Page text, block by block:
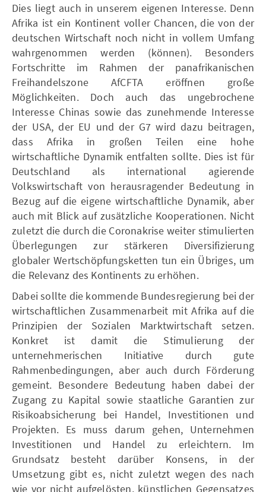
Dies liegt auch in unserem eigenen Interesse. Denn
Afrika ist ein Kontinent voller Chancen, die von der
deutschen Wirtschaft noch nicht in vollem Umfang
wahrgenommen werden (können). Besonders
Fortschritte im Rahmen der panafrikanischen
Freihandelszone AfCFTA eröffnen große
Möglichkeite n. Doch auch das ungebrochene
Interesse Chinas sowie das zunehmende Interesse
der USA, der EU und der G7 wird dazu beitragen,
dass Afrika in großen Teilen eine hohe
wirtschaftliche Dynamik entfalten sollte. Dies ist für
Deutschland als international agierende
Volkswirtschaft von herausragender Bedeutung in
Bezug auf die eigene wirtschaftliche Dynamik, aber
auch mit Blick auf zusätzliche Kooperationen. Nicht
zuletzt die durch die Coronakrise weiter stimulierten
Überlegungen zur stärkeren Diversifizierung
globaler Wertschöpfungsketten tun ein Übriges, um
die Relevanz des Kontinents zu erhöhen.
Dabei sollte die kommende Bundesregierung bei der
wirtschaftlichen Zusammenarbeit mit Afrika auf die
Prinzipien der Sozialen Marktwirtschaft setzen.
Konkret ist damit die Stimulierung der
unternehmerischen Initiative durch gute
Rahmenbedingungen, aber auch durch Förderung
gemeint. Besondere Bedeutung haben dabei der
Zugang zu Kapital sowie staatliche Garantien zur
Risikoabsicherung bei Handel, Investitionen und
Projekten. Es muss darum gehen, Unternehmen
Investitionen und Handel zu erleichtern. Im
Grundsatz besteht darüber Konsens, in der
Umsetzung gibt es, nicht zuletzt wegen des nach
wie vor nicht aufgelösten, künstlichen Gegensatzes